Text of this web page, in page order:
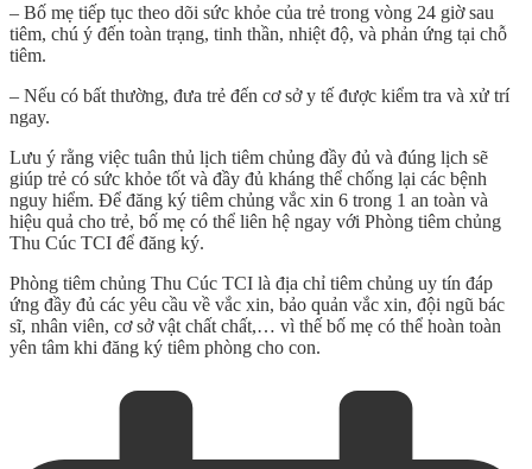
– Bố mẹ tiếp tục theo dõi sức khỏe của trẻ trong vòng 24 giờ sau
tiêm, chú ý đến toàn trạng, tinh thần, nhiệt độ, và phản ứng tại chỗ
tiêm.
– Nếu có bất thường, đưa trẻ đến cơ sở y tế được kiểm tra và xử trí
ngay.
Lưu ý rằng việc tuân thủ lịch tiêm chủng đầy đủ và đúng lịch sẽ
giúp trẻ có sức khỏe tốt và đầy đủ kháng thể chống lại các bệnh
nguy hiểm. Để đăng ký tiêm chủng vắc xin 6 trong 1 an toàn và
hiệu quả cho trẻ, bố mẹ có thể liên hệ ngay với Phòng tiêm chủng
Thu Cúc TCI để đăng ký.
Phòng tiêm chủng Thu Cúc TCI là địa chỉ tiêm chủng uy tín đáp
ứng đầy đủ các yêu cầu về vắc xin, bảo quản vắc xin, đội ngũ bác
sĩ, nhân viên, cơ sở vật chất chất,… vì thế bố mẹ có thể hoàn toàn
yên tâm khi đăng ký tiêm phòng cho con.